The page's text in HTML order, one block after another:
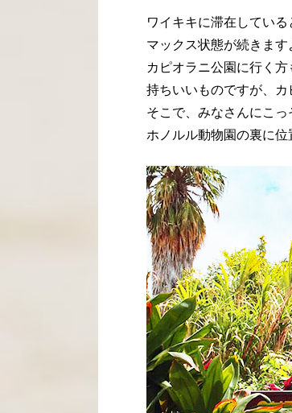
ワイキキに滞在してい
マックス状態が続きま
カピオラニ公園に行く
持ちいいものですが、カ
そこで、みなさんにこ
ホノルル動物園の裏に位